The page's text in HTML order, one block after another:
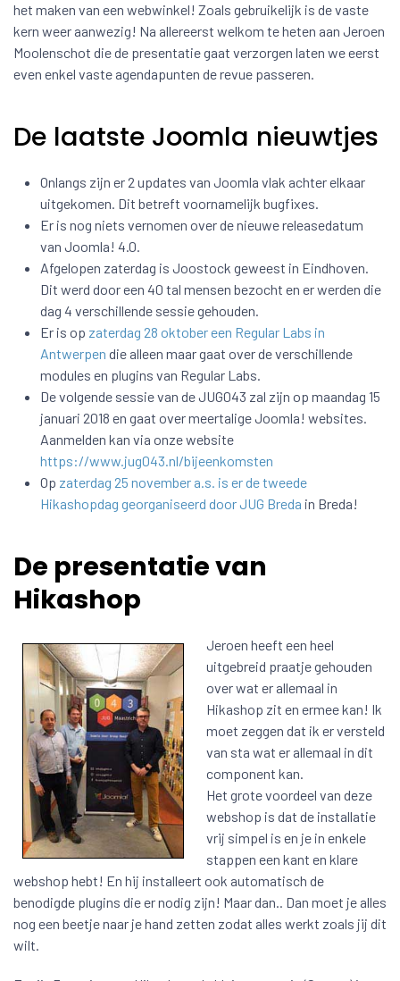
het maken van een webwinkel! Zoals gebruikelijk is de vaste
kern weer aanwezig! Na allereerst welkom te heten aan Jeroen
Moolenschot die de presentatie gaat verzorgen laten we eerst
even enkel vaste agendapunten de revue passeren.
De laatste Joomla nieuwtjes
Onlangs zijn er 2 updates van Joomla vlak achter elkaar
uitgekomen. Dit betreft voornamelijk bugfixes.
Er is nog niets vernomen over de nieuwe releasedatum
van Joomla! 4.0.
Afgelopen zaterdag is Joostock geweest in Eindhoven.
Dit werd door een 40 tal mensen bezocht en er werden die
dag 4 verschillende sessie gehouden.
Er is op zaterdag 28 oktober een Regular Labs in
Antwerpen die alleen maar gaat over de verschillende
modules en plugins van Regular Labs.
De volgende sessie van de JUG043 zal zijn op maandag 15
januari 2018 en gaat over meertalige Joomla! websites.
Aanmelden kan via onze website
https://www.jug043.nl/bijeenkomsten
Op zaterdag 25 november a.s. is er de tweede
Hikashopdag georganiseerd door JUG Breda in Breda!
De presentatie van
Hikashop
Jeroen heeft een heel
uitgebreid praatje gehouden
over wat er allemaal in
Hikashop zit en ermee kan! Ik
moet zeggen dat ik er versteld
van sta wat er allemaal in dit
component kan.
Het grote voordeel van deze
webshop is dat de installatie
vrij simpel is en je in enkele
stappen een kant en klare
webshop hebt! En hij installeert ook automatisch de
benodigde plugins die er nodig zijn! Maar dan.. Dan moet je alles
nog een beetje naar je hand zetten zodat alles werkt zoals jij dit
wilt.